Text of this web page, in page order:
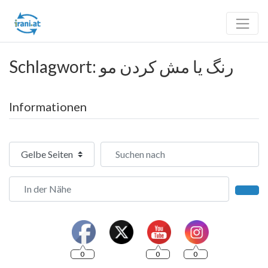
Schlagwort: رنگ یا مش کردن مو
Informationen
Suchtyp auswählen Suchen nach
In der Nähe
0 0 0